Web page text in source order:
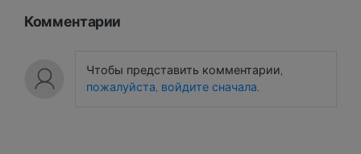
Комментарии
Чтобы представить комментарии,
пожалуйста, войдите сначала.